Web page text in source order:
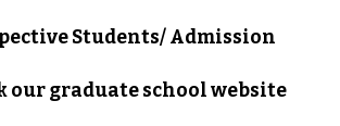
Students/ Admission
our graduate school website